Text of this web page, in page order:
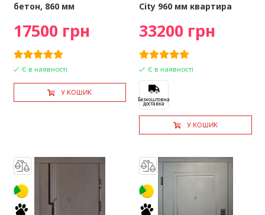
бетон, 860 мм
17500 грн
Є в наявності
У КОШИК
City 960 мм квартира
33200 грн
Є в наявності
Безкоштовна
доставка
У КОШИК